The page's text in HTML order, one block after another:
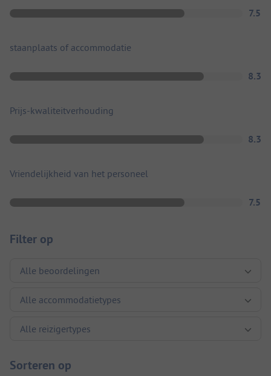
7.5
staanplaats of accommodatie
8.3
Prijs-kwaliteitverhouding
8.3
Vriendelijkheid van het personeel
7.5
Filter op
Sorteren op